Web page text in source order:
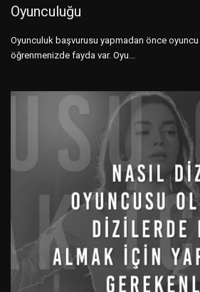
Oyunculuğu
Oyunculuk başvurusu yapmadan önce oyuncu
öğrenmenizde fayda var. Oyu...